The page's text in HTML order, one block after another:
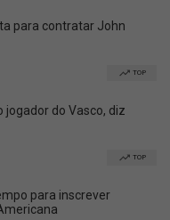
para contratar John
TOP
jogador do Vasco, diz
TOP
para inscrever